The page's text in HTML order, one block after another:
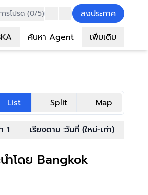
ารโปรด (0/5)
ลงประกาศ
ค้นหา Agent เพิ่มเติม
List Split Map
1 เรียงตาม :วันที่ (ใหม่-เก่า)
ำโดย Bangkok